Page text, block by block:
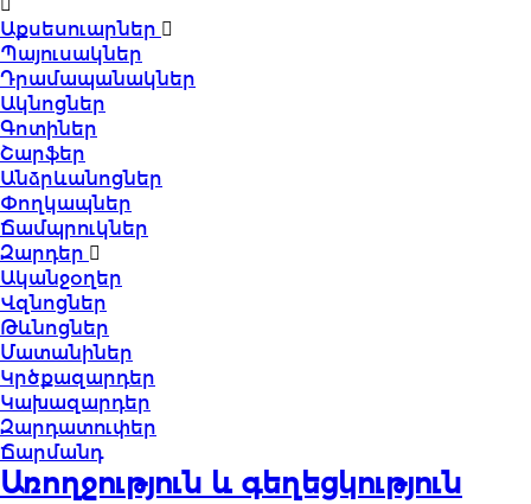
Աքսեսուարներ
Պայուսակներ
Դրամապանակներ
Ակնոցներ
Գոտիներ
Շարֆեր
Անձրևանոցներ
Փողկապներ
Ճամպրուկներ
Զարդեր
Ականջօղեր
Վզնոցներ
Թևնոցներ
Մատանիներ
Կրծքազարդեր
Կախազարդեր
Զարդատուփեր
Ճարմանդ
Առողջություն և գեղեցկություն